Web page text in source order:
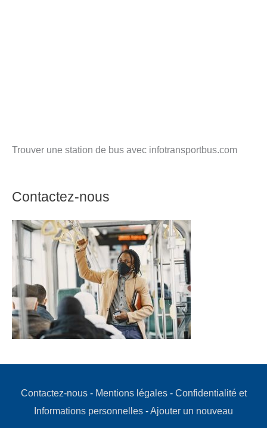
Trouver une station de bus avec infotransportbus.com
Contactez-nous
Contactez-nous- Mentions légales- Confidentialité et
Informations personnelles -Ajouter un nouveau